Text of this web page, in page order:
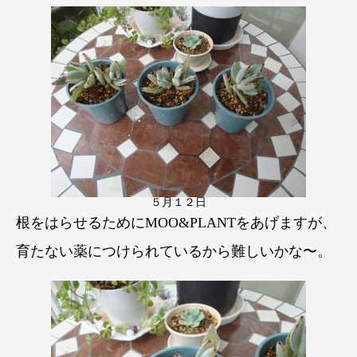
５月１２日
根をはらせるためにMOO&PLANTをあげますが、
育たない薬につけられているから難しいかな〜。